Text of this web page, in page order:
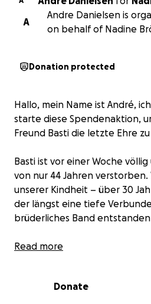
A
Andre Danielsen is
on behalf of Nadine
Donation protected
Hallo, mein Name ist André,
starte diese Spendenaktion,
Freund Basti die letzte Ehre
Basti ist vor einer Woche
von nur 44 Jahren
unserer Kindheit – über 30
der längst eine tiefe
brüderliches Band entstanden
Wir haben gemeinsam viel
Bruders. Basti war in all diesen
Read more
Donate